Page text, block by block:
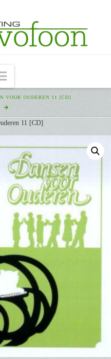
Navigation
VOOR OUDEREN 11 [CD]
11 [CD]